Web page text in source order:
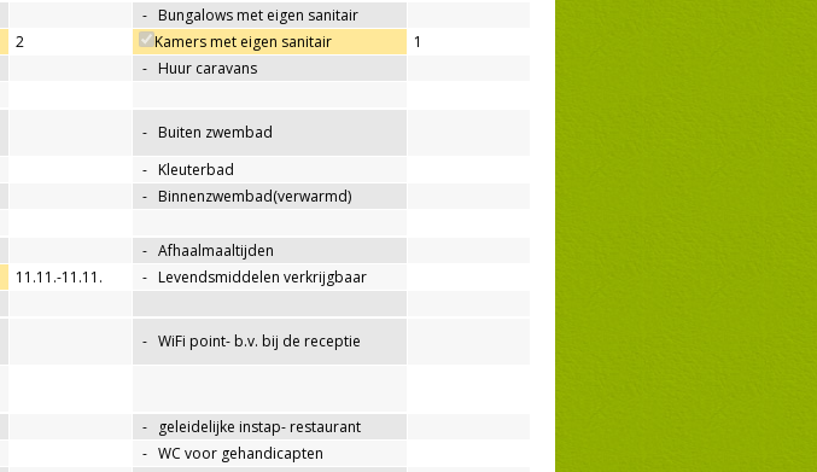
- Bungalows met eigen sanitair
2 Kamers met eigen sanitair
1
- Huur caravans
- Buiten zwembad
- Kleuterbad
- Binnenzwembad(verwarmd)
- Afhaalmaaltijden
11.11.-11.11. - Levendsmiddelen verkrijgbaar
- WiFi point- b.v. bij de receptie
-
geleidelijke instap- restaurant
- WC voor gehandicapten